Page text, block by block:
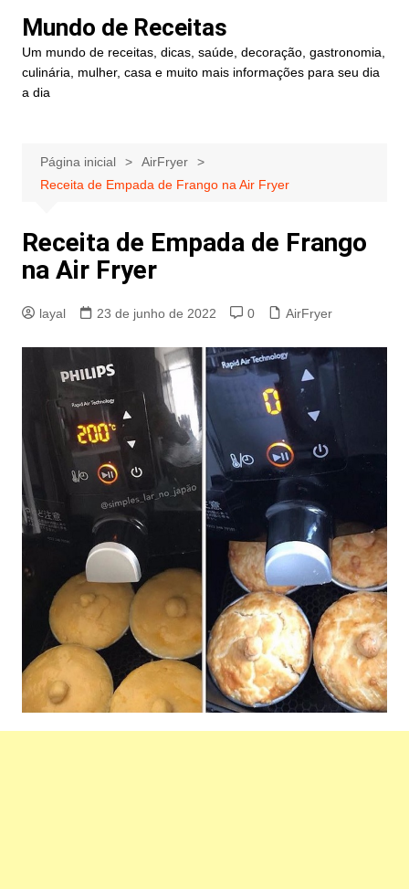
para
conteúdo
Mundo de Receitas
Um mundo de receitas, dicas, saúde, decoração, gastronomia,
culinária, mulher, casa e muito mais informações para seu dia
a dia
Página inicial
AirFryer
Receita de Empada de Frango na Air Fryer
Receita de Empada de Frango
na Air Fryer
layal 23 de junho de 2022 0 AirFryer